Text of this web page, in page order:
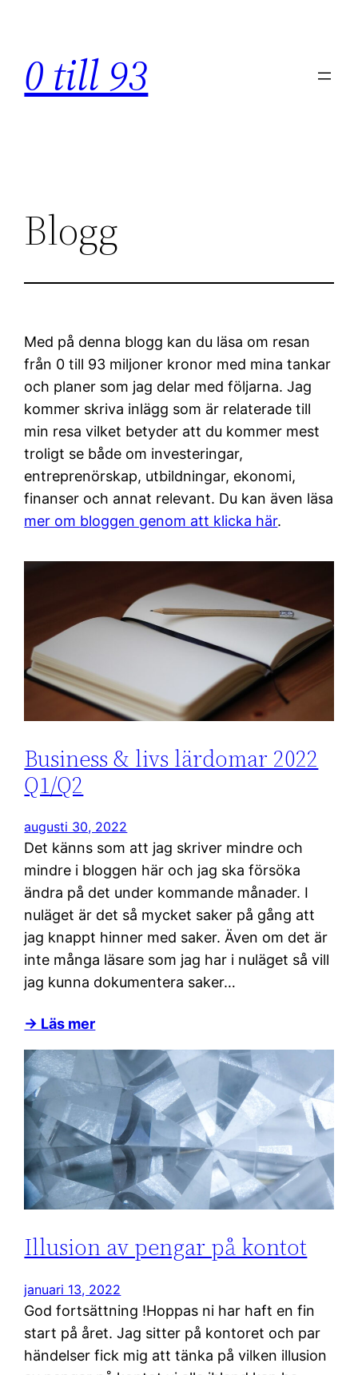
innehåll
0 till 93
Blogg
Med på denna blogg kan du läsa om resan
från 0 till 93 miljoner kronor med mina tankar
och planer som jag delar med följarna. Jag
kommer skriva inlägg som är relaterade till
min resa vilket betyder att du kommer mest
troligt se både om investeringar,
entreprenörskap, utbildningar, ekonomi,
finanser och annat relevant. Du kan även läsa
mer om bloggen genom att klicka här.
Business & livs lärdomar 2022
Q1/Q2
augusti 30, 2022
Det känns som att jag skriver mindre och
mindre i bloggen här och jag ska försöka
ändra på det under kommande månader. I
nuläget är det så mycket saker på gång att
jag knappt hinner med saker. Även om det är
inte många läsare som jag har i nuläget så vill
jag kunna dokumentera saker…
→ Läs mer
Illusion av pengar på kontot
januari 13, 2022
God fortsättning !Hoppas ni har haft en fin
start på året. Jag sitter på kontoret och par
händelser fick mig att tänka på vilken illusion